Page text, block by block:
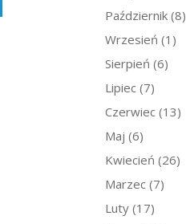
Październik (8)
Wrzesień (1)
Sierpień (6)
Lipiec (7)
Czerwiec (13)
Maj (6)
Kwiecień (26)
Marzec (7)
Luty (17)